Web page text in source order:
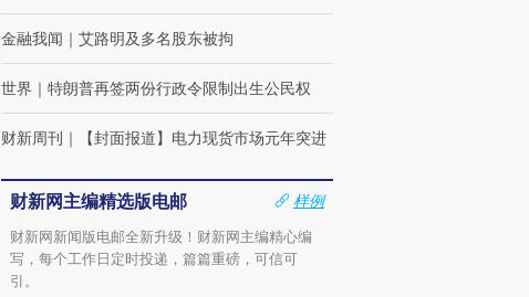
金融我闻 ｜ 艾路明及多名股东被拘
世界 ｜ 特朗普再签两份行政令限制出生公民权
财新周刊 ｜ 【封面报道】电力现货市场元年突进
财新网主编精选版电邮
样例
财新网新闻版电邮全新升级！财新网主编精心编
写，每个工作日定时投递，篇篇重磅，可信可
引。